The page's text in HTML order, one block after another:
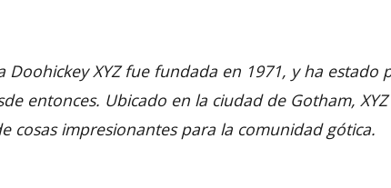
Doohickey XYZ fue fundada en 1971, y ha
entonces. Ubicado en la ciudad de Gotham,
cosas impresionantes para la comunidad gótica.